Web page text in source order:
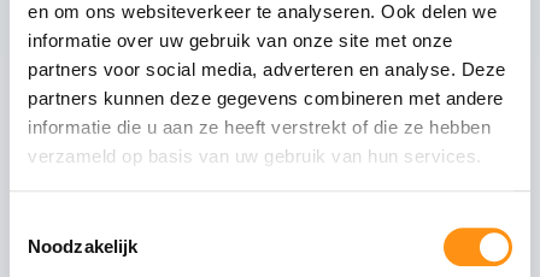
en om ons websiteverkeer te analyseren. Ook delen we
informatie over uw gebruik van onze site met onze
partners voor social media, adverteren en analyse. Deze
partners kunnen deze gegevens combineren met andere
informatie die u aan ze heeft verstrekt of die ze hebben
verzameld op basis van uw gebruik van hun services.
Noodzakelijk
Dit pakket bevat
Mat antraciete staanders
Tussenliggers
Polycarbonaat dakplaten van 98cm breed